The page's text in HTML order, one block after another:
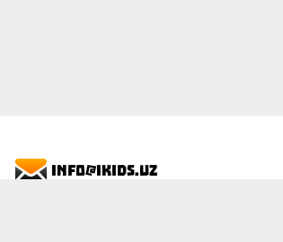
info@ikids.uz